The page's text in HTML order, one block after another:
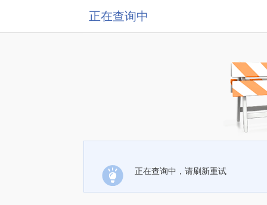
正在查询中
正在查询中，请刷新重试